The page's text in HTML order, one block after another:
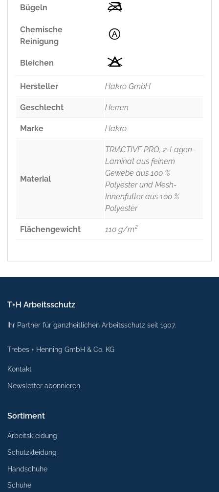
Bügeln
Chemische
Reinigung
Bleichen
Hersteller Hakro GmbH
Geschlecht Herren
Marke Hakro
Material
TRIACTIVE PRO, 2-Lagen-
Laminat aus feinem
Gewebe aus 100 %
Polyester und Mesh-
Innenfutter aus 100 %
Polyester
Flächengewicht 110 g/m²
T+H Arbeitsschutz
Ihr Partner für ganzheitlichen Arbeitsschutz seit 1907.
Trebes + Henning GmbH & Co. KG
Kontakt
Newsletter abonnieren
Sortiment
Arbeitskleidung
Schutzkleidung
Handschuhe
Schuhe